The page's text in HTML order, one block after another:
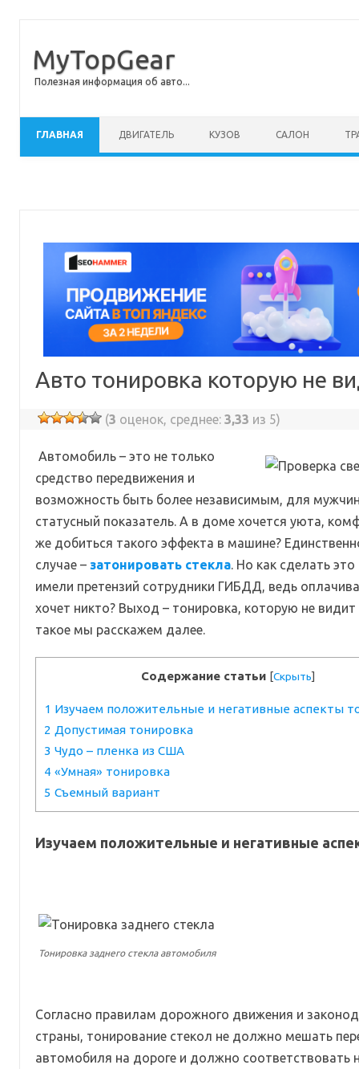
MyTopGear
Полезная информация об авто...
ГЛАВНАЯ ДВИГАТЕЛЬ КУЗОВ САЛОН
Авто тонировка которую не
(3 оценок, среднее:3,33 из 5)
Автомобиль – это не только
средство передвижения и
возможность быть более независимым, для
статусный показатель. А в доме хочется уюта,
же добиться такого эффекта в машине?
случае – затонировать стекла. Но как сделать
имели претензий сотрудники ГИБДД, ведь
хочет никто? Выход – тонировка, которую не
такое мы расскажем далее.
Содержание статьи [Скрыть]
1 Изучаем положительные и негативные аспекты
2 Допустимая тонировка
3 Чудо – пленка из США
4 «Умная» тонировка
5 Съемный вариант
Изучаем положительные и негативные
Тонировка заднего стекла автомобиля
Согласно правилам дорожного движения и
страны, тонирование стекол не должно мешать
автомобиля на дороге и должно